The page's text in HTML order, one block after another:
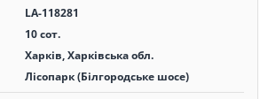
LA-118281
10 сот.
Харків, Харківська обл.
Лісопарк (Білгородське шосе)